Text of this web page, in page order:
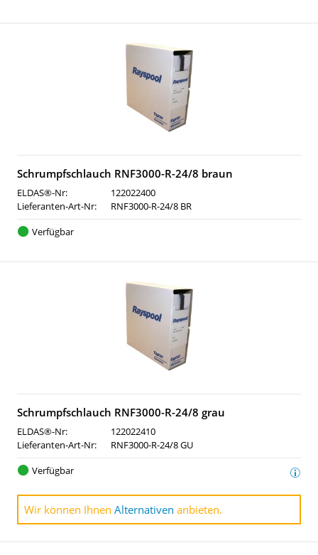
Schrumpfschlauch RNF3000-R-24/8 braun
ELDAS®-Nr:
122022400
Lieferanten-Art-Nr:
RNF3000-R-24/8 BR
Verfügbar
Schrumpfschlauch RNF3000-R-24/8 grau
ELDAS®-Nr:
122022410
Lieferanten-Art-Nr:
RNF3000-R-24/8 GU
Verfügbar
Wir können Ihnen Alternativen anbieten.